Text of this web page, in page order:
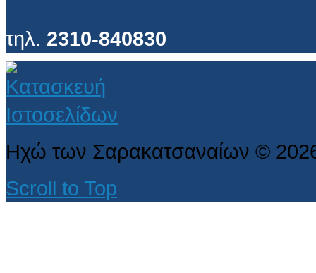
τηλ. 2310-840830
Ηχώ των Σαρακατσαναίων ©
Scroll to Top